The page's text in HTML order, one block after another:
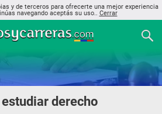
y de terceros para ofrecerte una mejor experiencia
navegando aceptás su uso.. Cerrar
derecho